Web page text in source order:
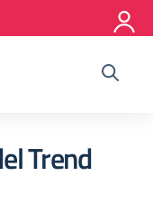
Trend